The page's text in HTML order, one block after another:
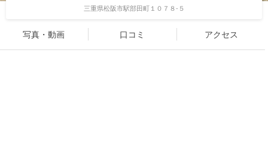
三重県松阪市駅部田町１０７８-５
写真・動画 口コミ アクセス